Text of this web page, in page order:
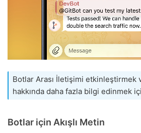
Botlar Arası İletişimi etkinleştirmek
hakkında daha fazla bilgi edinmek
Botlar için Akışlı Metin